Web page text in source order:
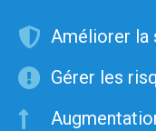
Améliorer la
Gérer les